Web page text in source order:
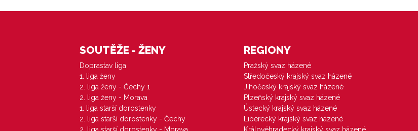
SOUTĚŽE - ŽENY
Doprastav liga
1. liga ženy
2. liga ženy - Čechy 1
2. liga ženy - Morava
1. liga starší dorostenky
2. liga starší dorostenky - Čechy
REGIONY
Pražský svaz házené
Středočeský krajský svaz házené
Jihočeský krajský svaz házené
Plzeňský krajský svaz házené
Ústecký krajský svaz házené
Liberecký krajský svaz házené